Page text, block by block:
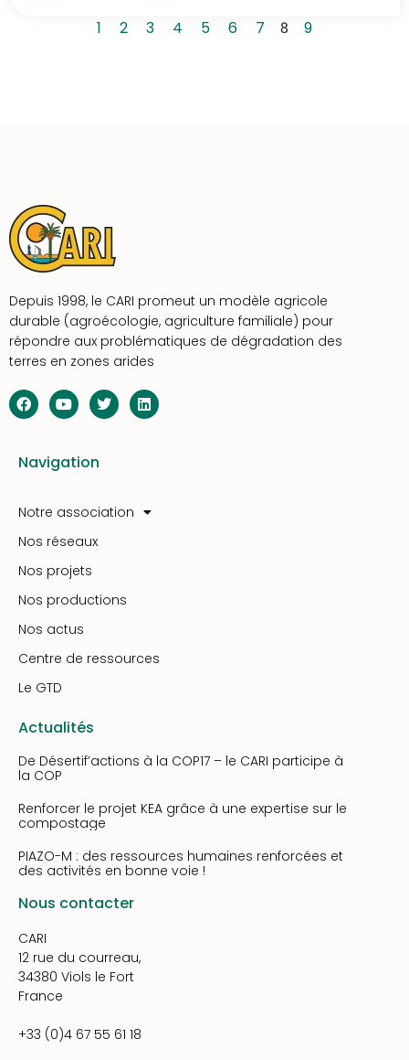
1 2 3 4 5 6 7 8 9
Depuis 1998, le CARI promeut un modèle agricole
durable (agroécologie, agriculture familiale) pour
répondre aux problématiques de dégradation des
terres en zones arides
Navigation
Notre association
Nos réseaux
Nos projets
Nos productions
Nos actus
Centre de ressources
Le GTD
Actualités
De Désertif’actions à la COP17 – le CARI participe à
la COP
Renforcer le projet KEA grâce à une expertise sur le
compostage
PIAZO-M : des ressources humaines renforcées et
des activités en bonne voie !
Nous contacter
CARI
12 rue du courreau,
34380 Viols le Fort
France
+33 (0)4 67 55 61 18